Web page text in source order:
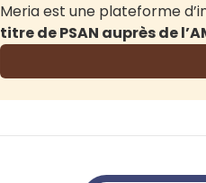
Meria est une plateforme
titre de PSAN auprès de